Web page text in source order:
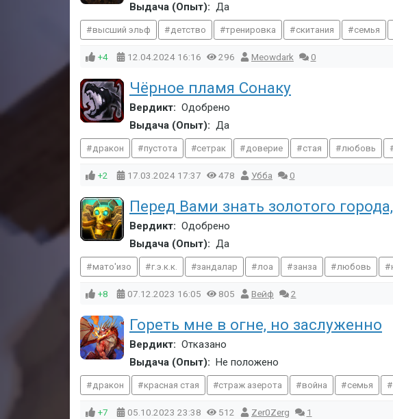
Выдача (Опыт): Да
высший эльф детство тренировка скитания семья
+4 12.04.2024 16:16 296 Meowdark 0
Чёрное пламя Сонаку
Вердикт: Одобрено
Выдача (Опыт): Да
дракон пустота сетрак доверие стая любовь
+2 17.03.2024 17:37 478 Убба 0
Перед Вами знать золотого
Вердикт: Одобрено
Выдача (Опыт): Да
мато'изо г.э.к.к. зандалар лоа занза любовь
+8 07.12.2023 16:05 805 Вейф 2
Гореть мне в огне, но заслуженно
Вердикт: Отказано
Выдача (Опыт): Не положено
дракон красная стая страж азерота война семья
+7 05.10.2023 23:38 512 Zer0Zerg 1